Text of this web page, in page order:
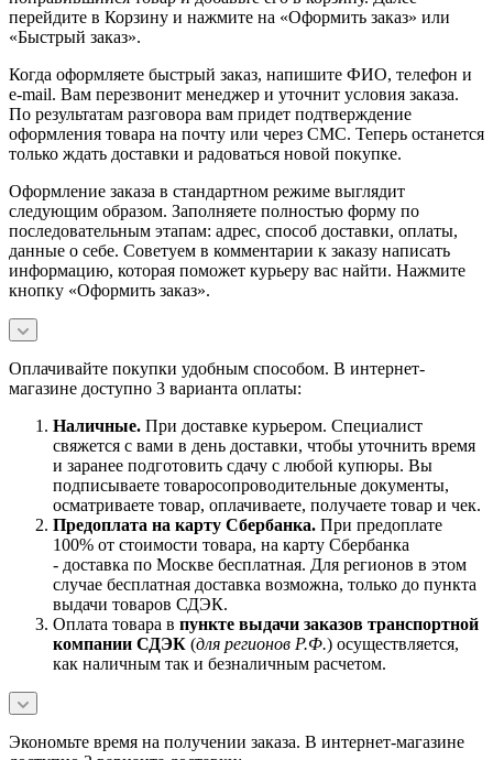
перейдите в Корзину и нажмите на «Оформить заказ» или
«Быстрый заказ».
Когда оформляете быстрый заказ, напишите ФИО, телефон и
e-mail. Вам перезвонит менеджер и уточнит условия заказа.
По результатам разговора вам придет подтверждение
оформления товара на почту или через СМС. Теперь останется
только ждать доставки и радоваться новой покупке.
Оформление заказа в стандартном режиме выглядит
следующим образом. Заполняете полностью форму по
последовательным этапам: адрес, способ доставки, оплаты,
данные о себе. Советуем в комментарии к заказу написать
информацию, которая поможет курьеру вас найти. Нажмите
кнопку «Оформить заказ».
Оплачивайте покупки удобным способом. В интернет-
магазине доступно 3 варианта оплаты:
Наличные. При доставке курьером. Специалист
свяжется с вами в день доставки, чтобы уточнить время
и заранее подготовить сдачу с любой купюры. Вы
подписываете товаросопроводительные документы,
осматриваете товар, оплачиваете, получаете товар и чек.
Предоплата на карту Сбербанка. При предоплате
100% от стоимости товара, на карту Сбербанка
- доставка по Москве бесплатная. Для регионов в этом
случае бесплатная доставка возможна, только до пункта
выдачи товаров СДЭК.
Оплата товара в пункте выдачи заказов транспортной
компании СДЭК (для регионов Р.Ф.) осуществляется,
как наличным так и безналичным расчетом.
Экономьте время на получении заказа. В интернет-магазине